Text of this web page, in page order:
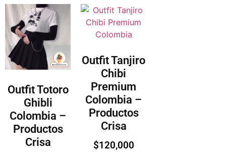
Outfit Totoro
Ghibli
Colombia –
Productos
Crisa
Outfit Tanjiro
Chibi
Premium
Colombia –
Productos
Crisa
$120,000